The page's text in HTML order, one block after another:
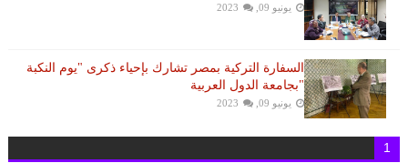
يونيو 09, 2023
السفارة التركية بمصر تشارك بإحياء ذكرى "يوم النكبة
"بجامعة الدول العربية
يونيو 09, 2023
1